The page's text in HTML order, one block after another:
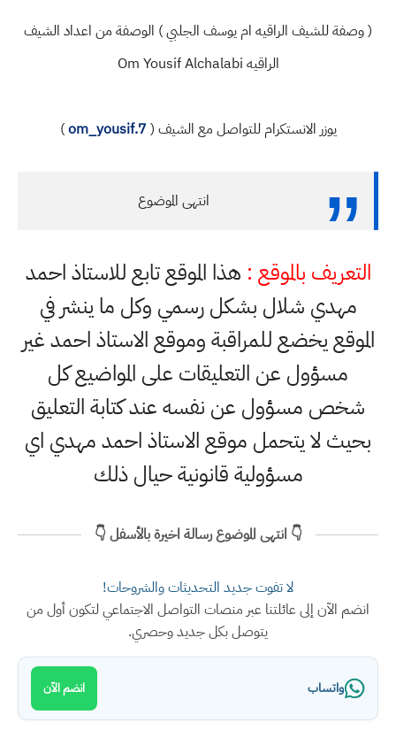
( وصفة للشيف الراقيه ام يوسف الجلبي ) الوصفة من اعداد الشيف
الراقيه Om Yousif Alchalabi
يوزر الانستكرام للتواصل مع الشيف ( om_yousif.7
)
انتهى الموضوع
التعريف بالموقع : هذا الموقع تابع للاستاذ احمد
مهدي شلال بشكل رسمي وكل ما ينشر في
الموقع يخضع للمراقبة وموقع الاستاذ احمد غير
مسؤول عن التعليقات على المواضيع كل
شخص مسؤول عن نفسه عند كتابة التعليق
بحيث لا يتحمل موقع الاستاذ احمد مهدي اي
مسؤولية قانونية حيال ذلك
👇 انتهى الموضوع رسالة اخيرة بالأسفل 👇
لا تفوت جديد التحديثات والشروحات!
انضم الآن إلى عائلتنا عبر منصات التواصل الاجتماعي لتكون أول من
يتوصل بكل جديد وحصري.
واتساب انضم الآن